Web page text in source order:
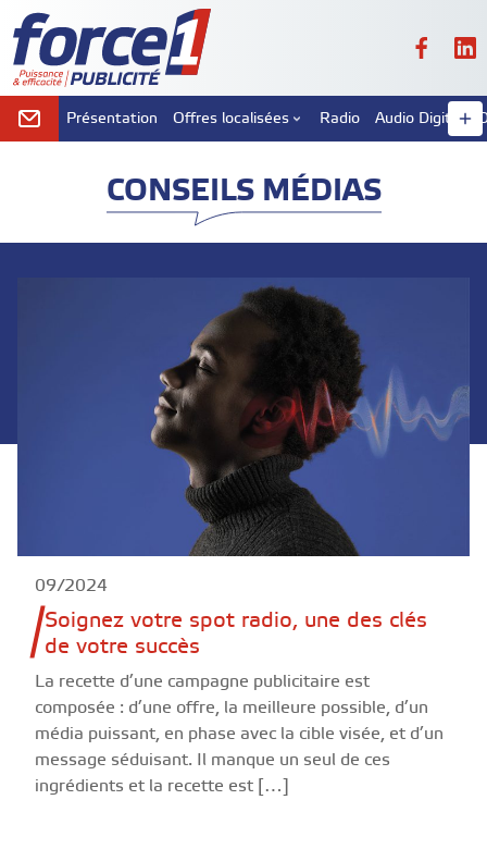
Présentation Offres localisées Radio Audio Digital
CONSEILS MÉDIAS
09/2024
Soignez votre spot radio, une des clés
de votre succès
La recette d’une campagne publicitaire est
composée : d’une offre, la meilleure possible, d’un
média puissant, en phase avec la cible visée, et d’un
message séduisant. Il manque un seul de ces
ingrédients et la recette est […]